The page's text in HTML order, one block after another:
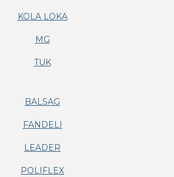
KOLA LOKA
MG
TUK
BALSAG
FANDELI
LEADER
POLIFLEX